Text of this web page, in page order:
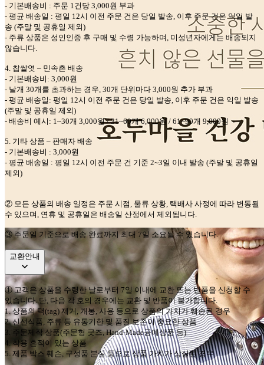
- 기본배송비 : 주문 1 건당 3,000원 부과
- 평균 배송일 : 평일 12시 이전 주문 건은 당일 발송 이후 주문 건은 익일 발
송 (주말 및 공휴일 제외)
- 주류 상품은 성인인증 후 구매 및 수령 가능하며 미성년자에게는 배송되지
않습니다
4. 찹쌀엿 – 민속촌 배송
- 기본배송비 : 3,000원
- 낱개 30개를 초과하는 경우 , 30개 단위마다 3,000원 추가 부과
- 평균 배송일 : 평일 12시 이전 주문 건은 당일 발송 이후 주문 건은 익일 발송
(주말 및 공휴일 제외)
- 배송비 예시 : 1~30개 3,000원/ 31~60개6,000원 / 61~90개 9,000원
5. 기타 상품 – 판매자 배송
- 기본배송비 : 3,000원
- 평균 배송일 : 평일 12시 이전 주문 건 기준 2~3일 이내 발송 (주말 및 공휴일
제외)
② 모든 상품의 배송 일정은 주문 시점 물류 상황 택배사 사정에 따라 변동될
수 있으며 연휴 및 공휴일은 배송일 산정에서 제외됩니다
③ 주문일 기준으로 배송 완료까지 최대 7일 소요될 수 있습니다.
교환안내
①고객은 상품을 수령한 날로부터 7일 이내에 교환 또는 반품을 신청할 수
있습니다. 단 다음 각 호의 경우에는 교환 및 반품이 불가합니다
1.상품의 택(tag) 제거 개봉, 사용 등으로 상품의 가치가 훼손된 경우
2.신선식품 주류 등 유통기한 및 품질 보존이 중요한 상품
3. 주문제작 상품(주문형 굿즈, Hand-Made공예상품 등)
4.착용 흔적이 있는 상품
5. 제품 박스 훼손, 구성품 분실 등으로 상품 가치가 상실된 경우